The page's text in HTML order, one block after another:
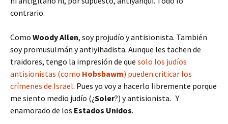
contrario.
Como Woody Allen, soy projudío y antisionista. También
soy promusulmán y antiyihadista. Aunque les tachen de
traidores, tengo la impresión de que solo los judíos
antisionistas (como Hobsbawm) pueden criticar los
crímenes de Israel. Pues yo voy a hacerlo libremente porque
me siento medio judío (¿Soler?) y antisionista. Y
enamorado de los Estados Unidos.